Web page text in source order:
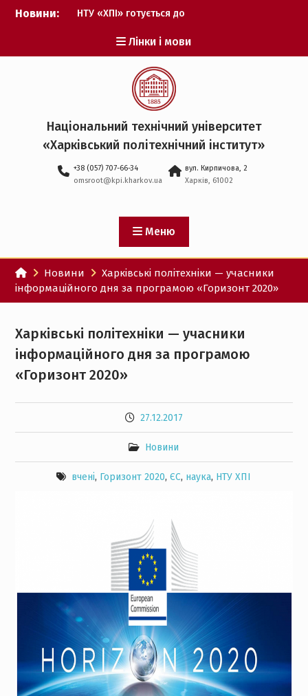
Перейти
Новини:
НТУ «ХПІ» готується до
Музичні таланти ХПІ
запрошуються на
Всеукраїнський
фестиваль «Червона
рута – 2027»
ХПІ уклав угоду про
партнерство з ДержНДІ
технологій кібербезпеки
Головнокомандувачем
Збройних Сил України
участю ХПІ обговорили
перспективи українсько-
іспанського
технологічного
партнерства
Лінки і мови
Національний технічний університет
«Харківський політехнічний iнститут»
+38 (057) 707-66-34
omsroot@kpi.kharkov.ua
вул. Кирпичова, 2
Харків, 61002
Меню
Новини
Харківські політехніки — учасники
інформаційного дня за програмою «Горизонт 2020»
Харківські політехніки — учасники
інформаційного дня за програмою
«Горизонт 2020»
27.12.2017
Новини
вчені, Горизонт 2020,ЄС, наука, НТУ ХПІ